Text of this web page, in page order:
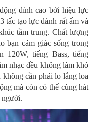
đỉnh cao bởi hiệu lực
tấc tạo lực đánh rất ấm và
tầm trung. Chất lượng
bạn cảm giác sống trong
120W, tiếng Bass, tiếng
nhạc đều không làm khó
không cần phải lo lắng loa
mà còn có thể cùng hát
người.